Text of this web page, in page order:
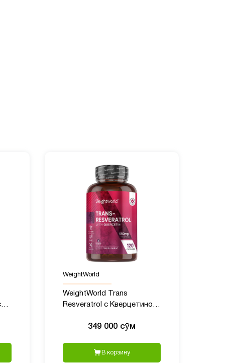
WeightWorld
WeightWorld Trans
Resveratrol с Кверцетином,
349 000 сӯм
В корзину